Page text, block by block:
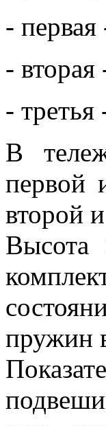
-
-
-
В
первой
второй
Высота
пружин